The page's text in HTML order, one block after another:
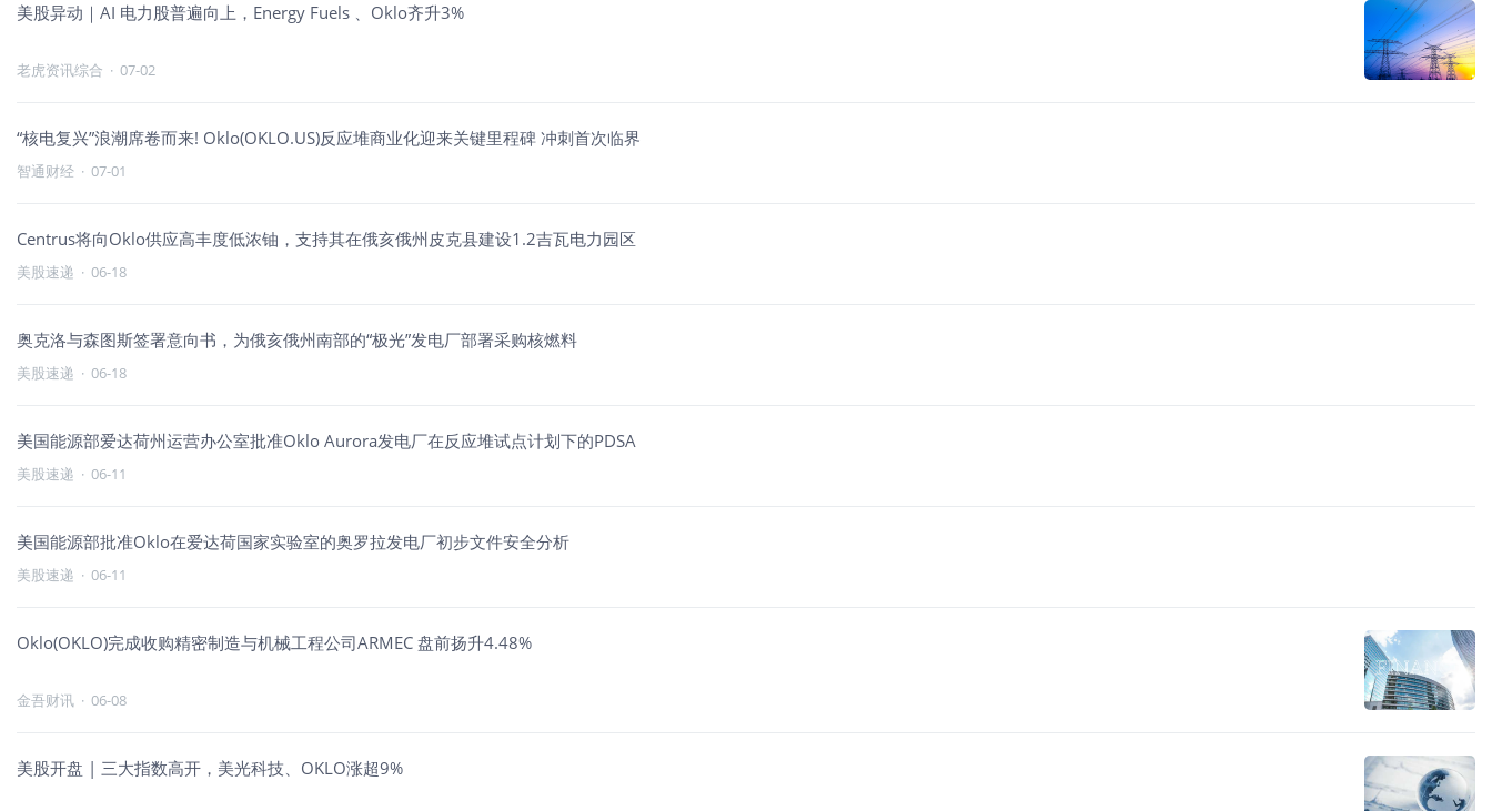
美股异动｜AI 电力股普遍向上，Energy Fuels 、Oklo齐升3%
老虎资讯综合 · 07-02
“核电复兴”浪潮席卷而来! Oklo(OKLO.US)反应堆商业化迎来关键里程碑 冲刺首次临界
智通财经 · 07-01
Centrus将向Oklo供应高丰度低浓铀，支持其在俄亥俄州皮克县建设1.2吉瓦电力园区
美股速递 · 06-18
奥克洛与森图斯签署意向书，为俄亥俄州南部的“极光”发电厂部署采购核燃料
美股速递 · 06-18
美国能源部爱达荷州运营办公室批准Oklo Aurora发电厂在反应堆试点计划下的PDSA
美股速递 · 06-11
美国能源部批准Oklo在爱达荷国家实验室的奥罗拉发电厂初步文件安全分析
美股速递 · 06-11
Oklo(OKLO)完成收购精密制造与机械工程公司ARMEC 盘前扬升4.48%
金吾财讯 · 06-08
美股开盘 | 三大指数高开，美光科技、OKLO涨超9%